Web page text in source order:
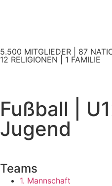
5.500 MITGLIEDER | 87
12 RELIGIONEN | 1 FAMILIE
Fußball |
Jugend
Teams
1. Mannschaft